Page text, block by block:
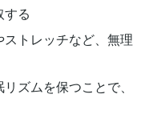
する
ストレッチなど、無理
ズムを保つことで、